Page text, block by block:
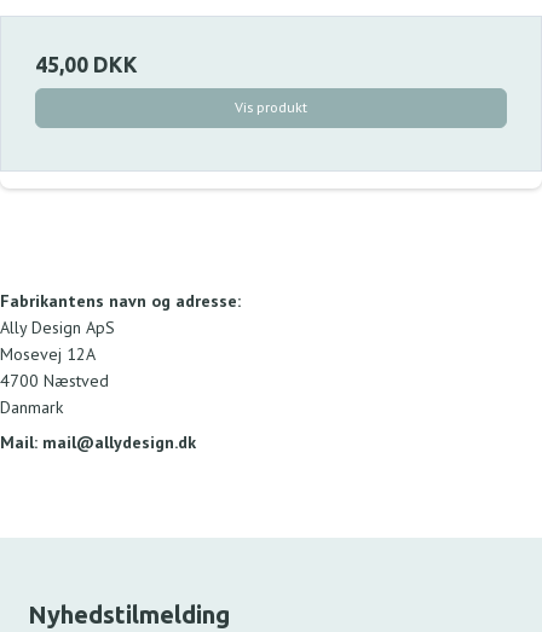
45,00 DKK
Vis produkt
Fabrikantens navn og adresse:
Ally Design ApS
Mosevej 12A
4700 Næstved
Danmark
Mail: mail@allydesign.dk
Nyhedstilmelding